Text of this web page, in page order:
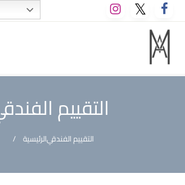
التخطي
إلى
المحتوى
M A hotels | إم ايه هوتيلز
الموقع الأول للعاملين في الفنادق في
التقييم
الرئيسيةالتقييم الفندقي